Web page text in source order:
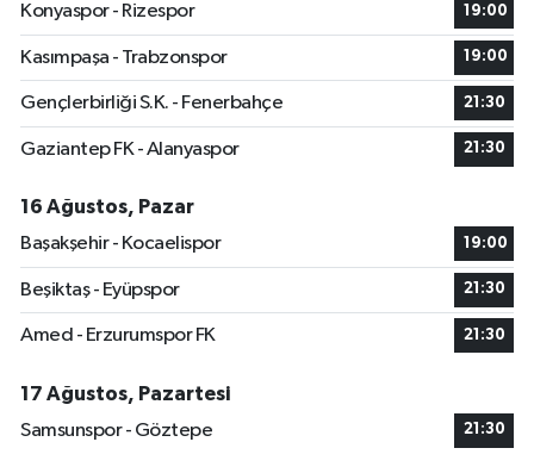
Konyaspor - Rizespor
19:00
Kasımpaşa - Trabzonspor 19:00
Gençlerbirliği S.K. - Fenerbahçe 21:30
Gaziantep FK - Alanyaspor 21:30
16 Ağustos, Pazar
Başakşehir - Kocaelispor
19:00
Beşiktaş - Eyüpspor 21:30
Amed - Erzurumspor FK 21:30
17 Ağustos, Pazartesi
Samsunspor - Göztepe
21:30